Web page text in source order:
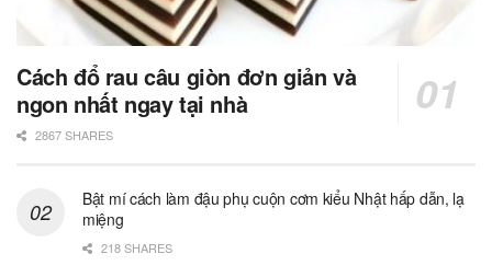
Cách đổ rau câu giòn đơn giản và
ngon nhất ngay tại nhà
2867 SHARES
Bật mí cách làm đậu phụ cuộn cơm kiểu Nhật hấp dẫn, lạ
miệng
218 SHARES